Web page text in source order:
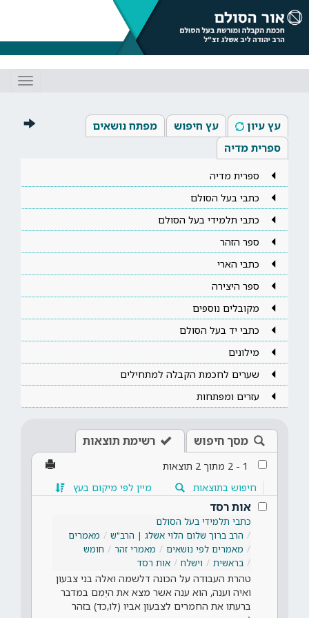
עץ עיון עץ חיפוש
מפתח נושאים
ספרית מדיה
ספרית מדיה
כתבי בעל הסולם
כתבי תלמידי בעל הסולם
ספר הזהר
כתבי הארי
ספר היצירה
מקובלים נוספים
כתבי יד בעל הסולם
מילונים
שערים לחכמת הקבלה למתחילים
עזרים ומפתחות
מסך חיפוש רשימת תוצאות
1
-
2 מתוך 2 תוצאות
חיפוש בתוצאות
מיין לפי מיקום בעץ
אות רסד
כתבי תלמידי בעל הסולם
הרב ברוך שלום הלוי אשלג | הרב"ש
מאמרים
מאמרים לפי נושאים
מאמרי זהר
חומש
בראשית
וישלח אות רסד
טהרת העבודה על הכונה דלשמה ואלה בני צבעון
ואיה וענה, הוא ענה אשר מצא את היֵּמִם במדבר
ברעתו את החמרים לצבעון אביו (לו,כד) בזהר